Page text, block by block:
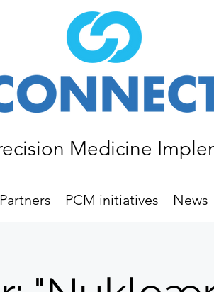
Medicine
Partners PCM initiatives News